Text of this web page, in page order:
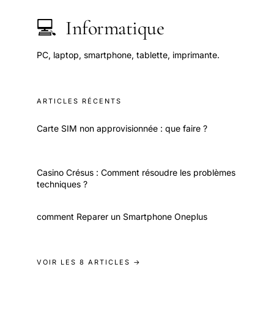
💻 Informatique
PC, laptop, smartphone, tablette, imprimante.
ARTICLES RÉCENTS
Carte SIM non approvisionnée : que faire ?
Casino Crésus : Comment résoudre les problèmes
techniques ?
comment Reparer un Smartphone Oneplus
VOIR LES 8 ARTICLES →